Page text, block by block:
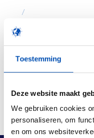
Toestemming
Deze website maakt
We gebruiken cookies
personaliseren, om
en om ons
/
Deel dit stuk